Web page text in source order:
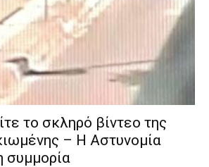
το σκληρό βίντεο της
– Η Αστυνομία
συμμορία